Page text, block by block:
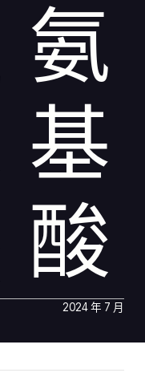
氨
基
酸
2024 年 7 月